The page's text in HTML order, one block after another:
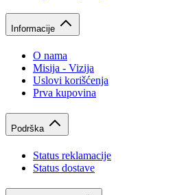
Informacije
O nama
Misija - Vizija
Uslovi korišćenja
Prva kupovina
Podrška
Status reklamacije
Status dostave